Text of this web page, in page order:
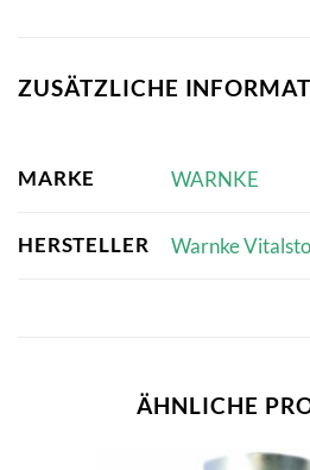
ZUSÄTZLICHE
MARKE WARNKE
HERSTELLER Warnke
ÄHNLICHE